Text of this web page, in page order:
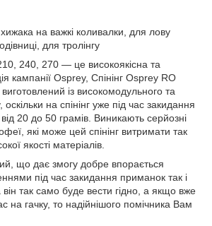
на важкі коливалки, для лову
для тролінгу
240, 270 — це високоякісна та
кампанії Osprey, Спінінг Osprey RO
із високомодульного та
на спінінг уже під час закидання
20 до 50 грамів. Виникають серйозні
які може цей спінінг витримати так
якості матеріалів.
що дає змогу добре впорається
під час закидання приманок так і
він так само буде вести гідно, а якщо вже
на гачку, то надійнішого помічника Вам